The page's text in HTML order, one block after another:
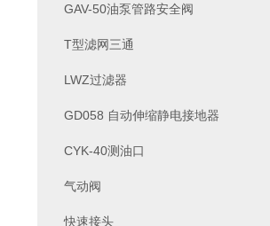
GAV-50油泵管路安全阀
T型滤网三通
LWZ过滤器
GD058 自动伸缩静电接地器
CYK-40测油口
气动阀
快速接头